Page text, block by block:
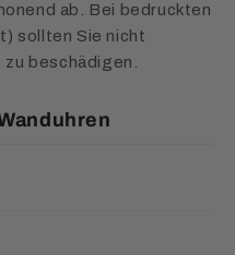
ab. Bei bedruckten
sollten Sie nicht
zu beschädigen.